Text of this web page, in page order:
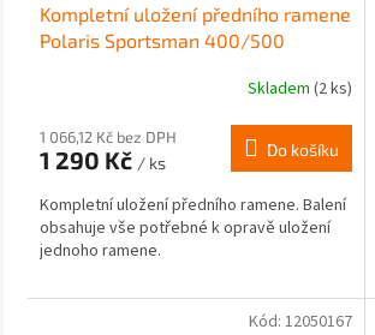
Kompletní uložení předního ramene
Polaris Sportsman 400/500
Skladem (2 ks)
1 066,12 Kč bez DPH
1 290 Kč / ks
Do košíku
Kompletní uložení předního ramene. Balení
obsahuje vše potřebné k opravě uložení
jednoho ramene.
Kód: 12050167